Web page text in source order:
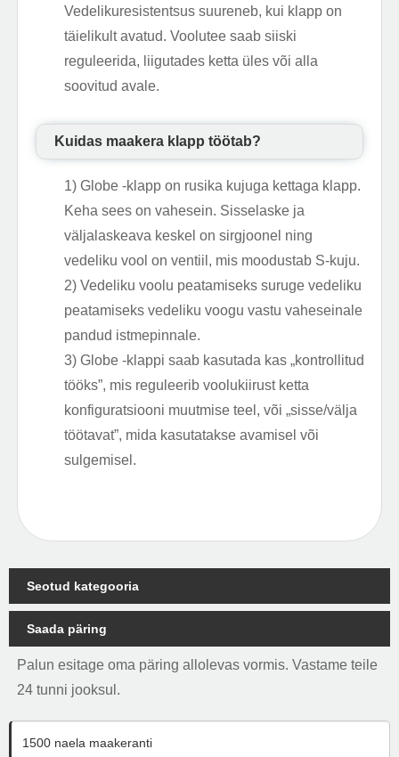
Vedelikuresistentsus suureneb, kui klapp on
täielikult avatud. Voolutee saab siiski
reguleerida, liigutades ketta üles või alla
soovitud avale.
Kuidas maakera klapp töötab?
1) Globe -klapp on rusika kujuga kettaga klapp.
Keha sees on vahesein. Sisselaske ja
väljalaskeava keskel on sirgjoonel ning
vedeliku vool on ventiil, mis moodustab S-kuju.
2) Vedeliku voolu peatamiseks suruge vedeliku
peatamiseks vedeliku voogu vastu vaheseinale
pandud istmepinnale.
3) Globe -klappi saab kasutada kas „kontrollitud
tööks”, mis reguleerib voolukiirust ketta
konfiguratsiooni muutmise teel, või „sisse/välja
töötavat”, mida kasutatakse avamisel või
sulgemisel.
Seotud kategooria
Saada päring
Palun esitage oma päring allolevas vormis. Vastame teile
24 tunni jooksul.